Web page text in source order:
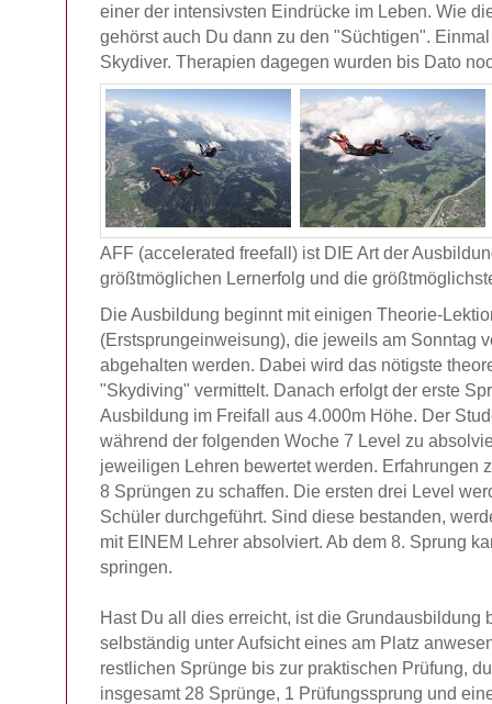
einer der intensivsten Eindrücke im Leben. Wie
gehörst auch Du dann zu den "Süchtigen".
Skydiver. Therapien dagegen wurden bis Dato
AFF (accelerated freefall) ist DIE Art der
größtmöglichen Lernerfolg und die
Die Ausbildung beginnt mit einigen Theorie-
(Erstsprungeinweisung), die jeweils am Sonntag
abgehalten werden. Dabei wird das nötigste
"Skydiving" vermittelt. Danach erfolgt der erste
Ausbildung im Freifall aus 4.000m Höhe. Der
während der folgenden Woche 7 Level zu
jeweiligen Lehren bewertet werden. Erfahrungen
8 Sprüngen zu schaffen. Die ersten drei Level
Schüler durchgeführt. Sind diese bestanden,
mit EINEM Lehrer absolviert. Ab dem 8. Sprung
springen.
Hast Du all dies erreicht, ist die Grundausbildung
selbständig unter Aufsicht eines am Platz
restlichen Sprünge bis zur praktischen Prüfung,
insgesamt 28 Sprünge, 1 Prüfungssprung und